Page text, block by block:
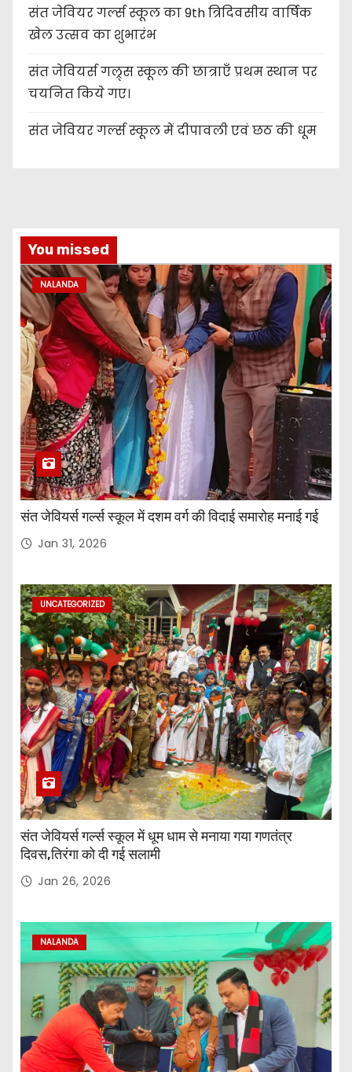
संत जेवियर गर्ल्स स्कूल का 9th त्रिदिवसीय वार्षिक
खेल उत्सव का शुभारंभ
संत जेवियर्स गल्र्स स्कूल की छात्र‌ाएँ प्रथम स्थान पर
चयनित किये गए।
संत जेवियर गर्ल्स स्कूल में दीपावली एवं छठ की धूम
You missed
NALANDA
संत जेवियर्स गर्ल्स स्कूल में दशम वर्ग की विदाई समारोह मनाई गई
Jan 31, 2026
UNCATEGORIZED
संत जेवियर्स गर्ल्स स्कूल में धूम धाम से मनाया गया गणतंत्र
दिवस,तिरंगा को दी गई सलामी
Jan 26, 2026
NALANDA